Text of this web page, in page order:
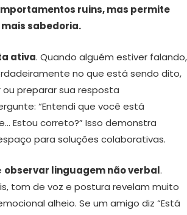
ruins, mas permite
sabedoria.
ativa. Quando alguém estiver falando,
no que está sendo dito,
preparar sua resposta
“Entendi que você está
Estou correto?” Isso demonstra
para soluções colaborativas.
observar linguagem não verbal.
tom de voz e postura revelam muito
alheio. Se um amigo diz “Está